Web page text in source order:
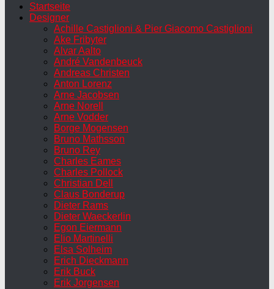
Startseite
Designer
Achille Castiglioni & Pier Giacomo Castiglioni
Ake Fribyter
Alvar Aalto
André Vandenbeuck
Andreas Christen
Anton Lorenz
Arne Jacobsen
Arne Norell
Arne Vodder
Borge Mogensen
Bruno Mathsson
Bruno Rey
Charles Eames
Charles Pollock
Christian Dell
Claus Bonderup
Dieter Rams
Dieter Waeckerlin
Egon Eiermann
Elio Martinelli
Elsa Solheim
Erich Dieckmann
Erik Buck
Erik Jorgensen